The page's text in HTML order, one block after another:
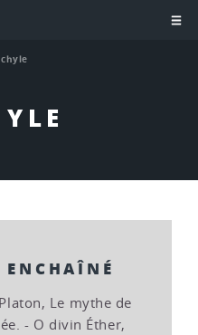
ENCHAÎNÉ
Le mythe de
- O divin Éther,